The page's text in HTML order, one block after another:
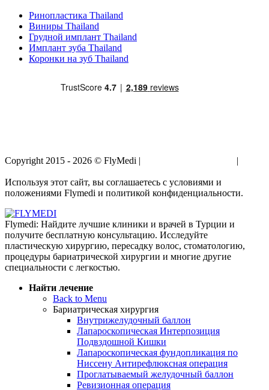
Ринопластика Thailand
Виниры Thailand
Грудной имплант Thailand
Имплант зуба Thailand
Коронки на зуб Thailand
Copyright 2015 - 2026 © FlyMedi |
|
Используя этот сайт, вы соглашаетесь с условиями и
положениями Flymedi и политикой конфиденциальности.
Flymedi: Найдите лучшие клиники и врачей в Турции и
получите бесплатную консультацию. Исследуйте
пластическую хирургию, пересадку волос, стоматологию,
процедуры бариатрической хирургии и многие другие
специальности с легкостью.
Найти лечение
Back to Menu
Бариатрическая хирургия
Внутрижелудочный баллон
Лапароскопическая Интерпозиция
Подвздошной Кишки
Лапароскопическая фундопликация по
Ниссену Антирефлюксная операция
Проглатываемый желудочный баллон
Ревизионная операция